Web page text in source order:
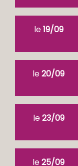
le19/09
le20/09
le23/09
le25/09